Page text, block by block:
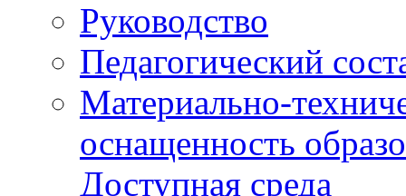
Руководство
Педагогический
Материально-
оснащенность
Доступная среда